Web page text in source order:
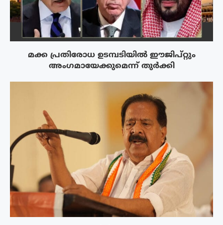
മക്ക പ്രതിരോധ ഉടമ്പടിയിൽ ഈജിപ്റ്റും
അംഗമായേക്കുമെന്ന് തുർക്കി